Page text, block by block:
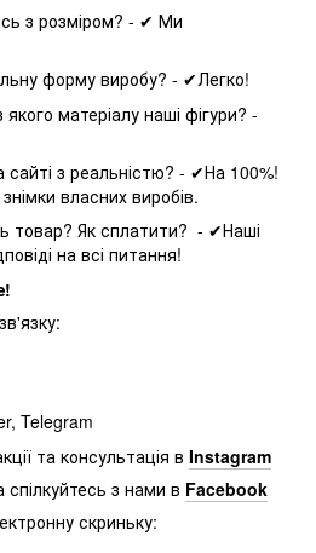
з розміром? - ✔ Ми
форму виробу? - ✔Легко!
матеріалу наші фігури? -
сайті з реальністю? - ✔На 100%!
власних виробів.
товар? Як сплатити? - ✔Наші
на всі питання!
Telegram
та консультація в Instagram
з нами в Facebook
скриньку: